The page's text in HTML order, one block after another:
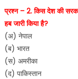
प्रश्न – 2. किस देश की
हब जारी किया है?
(अ) नेपाल
(ब) भारत
(स) अमरीका
(द) पाकिस्तान